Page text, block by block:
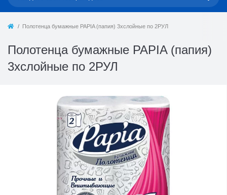
Полотенца бумажные PAPIA (папия) 3хслойные по 2РУЛ
Полотенца бумажные PAPIA (папия)
3хслойные по 2РУЛ